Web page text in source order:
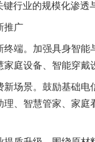
行业的规模化渗透
广
。加强具身智能
家庭设备、智能穿
景。鼓励基础电
理、智慧管家、家